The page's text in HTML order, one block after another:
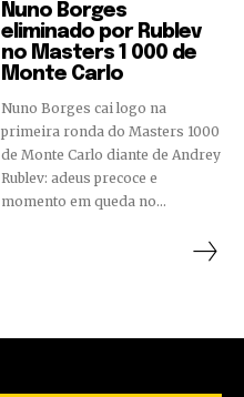
Nuno Borges
eliminado por Rublev
no Masters 1 000 de
Monte Carlo
Nuno Borges cai logo na
primeira ronda do Masters 1000
de Monte Carlo diante de Andrey
Rublev: adeus precoce e
momento em queda no...